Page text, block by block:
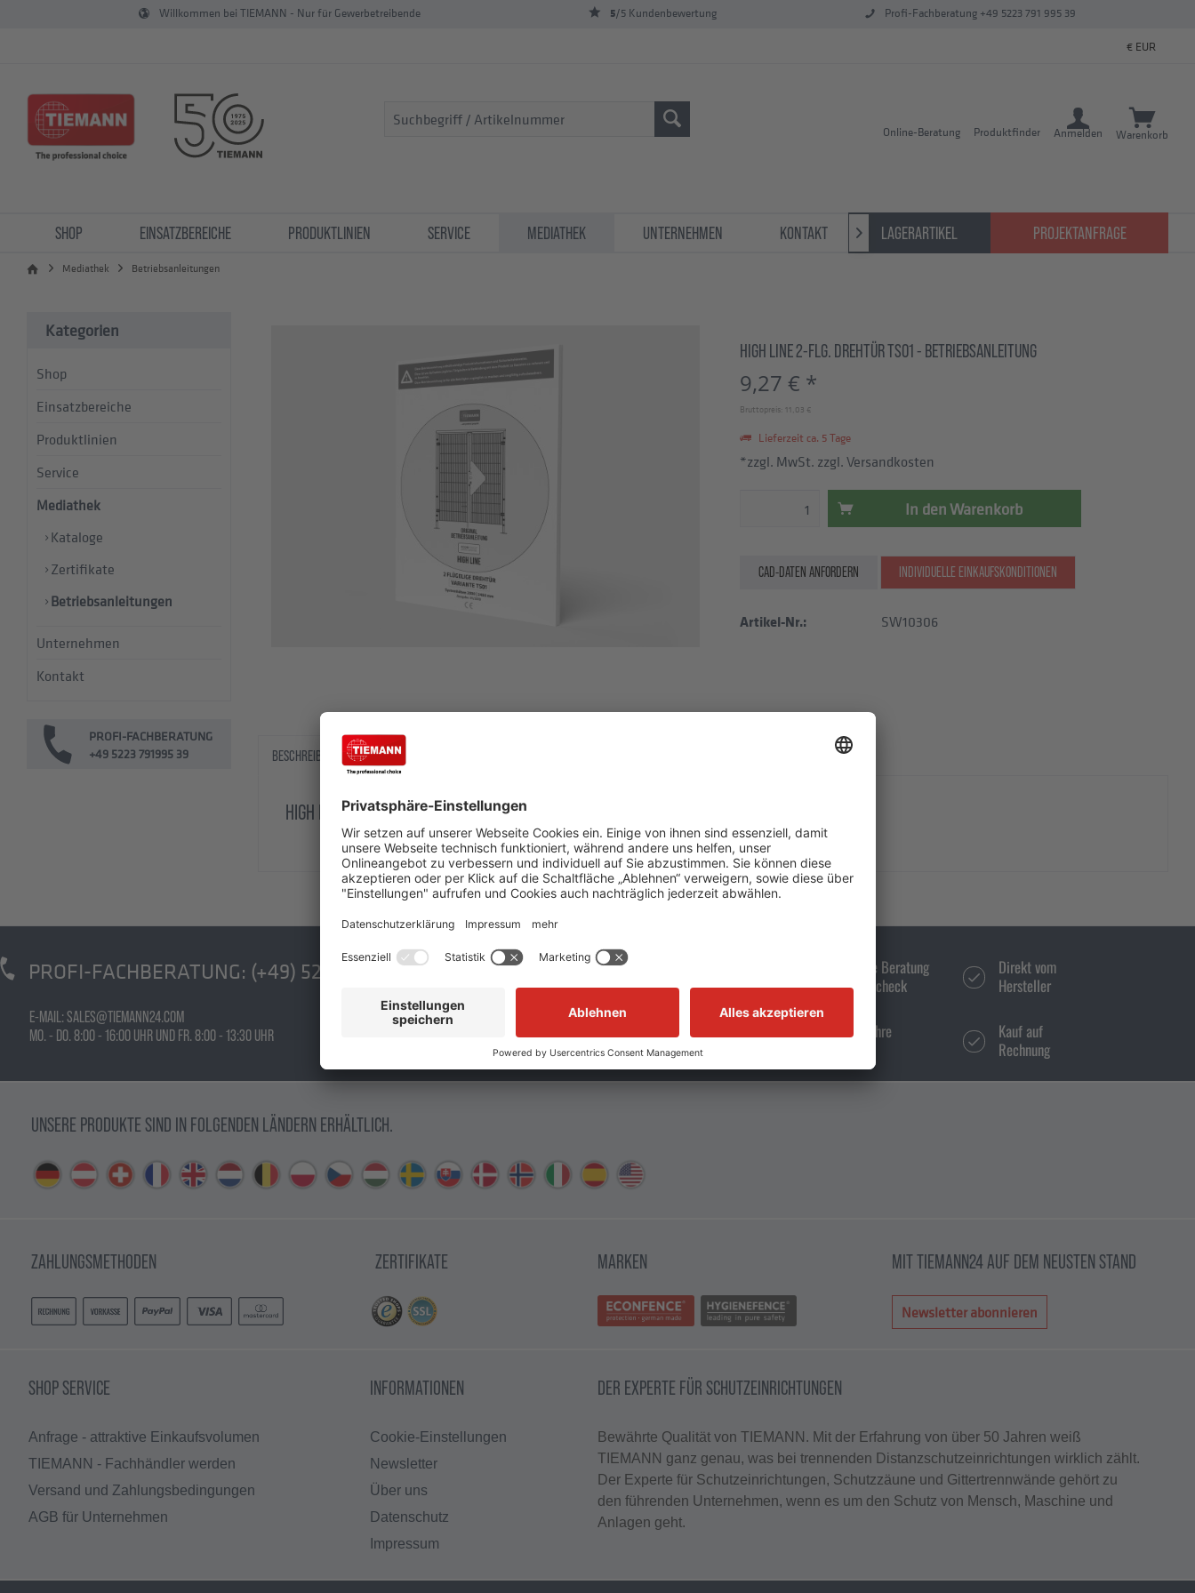
Willkommen bei TIEMANN - Nur für Gewerbetreibende 5/5 Kundenbewertung Profi-Fachberatung +49 5223 791 995 39
Warenkorb
Anmelden
Produktfinder
Online-Beratung
SHOP EINSATZBEREICHE PRODUKTLINIEN SERVICE MEDIATHEK UNTERNEHMEN KONTAKT  LAGERARTIKEL PROJEKTANFRAGE
Mediathek Betriebsanleitungen
Kategorien
Shop
Einsatzbereiche
Produktlinien
Service
Mediathek
Kataloge
Zertifikate
Betriebsanleitungen
Unternehmen
Kontakt
PROFI-FACHBERATUNG
+49 5223 791995 39
HIGH LINE 2-FLG. DREHTÜR TS01 - BETRIEBSANLEITUNG
9,27 € *
Bruttopreis: 11,03 €
Lieferzeit ca. 5 Tage
*zzgl. MwSt. zzgl. Versandkosten
In den Warenkorb
CAD-DATEN ANFORDERN INDIVIDUELLE EINKAUFSKONDITIONEN
Artikel-Nr.: SW10306
BESCHREIBUNG DOWNLOADS
HIGH LINE 2-FLG. DREHTÜR TS01 - BETRIEBSANLEITUNG
PROFI-FACHBERATUNG: (+49) 5223 - 791 995 39
E-MAIL: SALES@TIEMANN24.COM
MO. - DO. 8:00 - 16:00 UHR UND FR. 8:00 - 13:30 UHR
kurzfristig lieferbar
Persönliche Beratung
und Bestellcheck
Direkt vom
Hersteller
Baumustergeprüfte
Systembaukästen
Über 50 Jahre
Kauf auf
Rechnung
UNSERE PRODUKTE SIND IN FOLGENDEN LÄNDERN ERHÄLTLICH.
ZAHLUNGSMETHODEN ZERTIFIKATE MARKEN MIT TIEMANN24 AUF DEM NEUSTEN STAND
Newsletter abonnieren
SHOP SERVICE
Anfrage - attraktive Einkaufsvolumen
TIEMANN - Fachhändler werden
Versand und Zahlungsbedingungen
AGB für Unternehmen
INFORMATIONEN
Cookie-Einstellungen
Newsletter
Über uns
Datenschutz
Impressum
DER EXPERTE FÜR SCHUTZEINRICHTUNGEN
Bewährte Qualität von TIEMANN. Mit der Erfahrung von über 50 Jahren weiß
TIEMANN ganz genau, was bei trennenden Distanzschutzeinrichtungen wirklich zählt.
Der Experte für Schutzeinrichtungen, Schutzzäune und Gittertrennwände gehört zu
den führenden Unternehmen, wenn es um den Schutz von Mensch, Maschine und
Anlagen geht.